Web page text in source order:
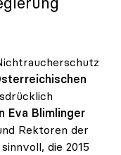
Eva Blimlinger
Rektoren der
die 2015